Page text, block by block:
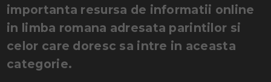
importanta resursa de informatii online
in limba romana adresata parintilor si
celor care doresc sa intre in aceasta
categorie.